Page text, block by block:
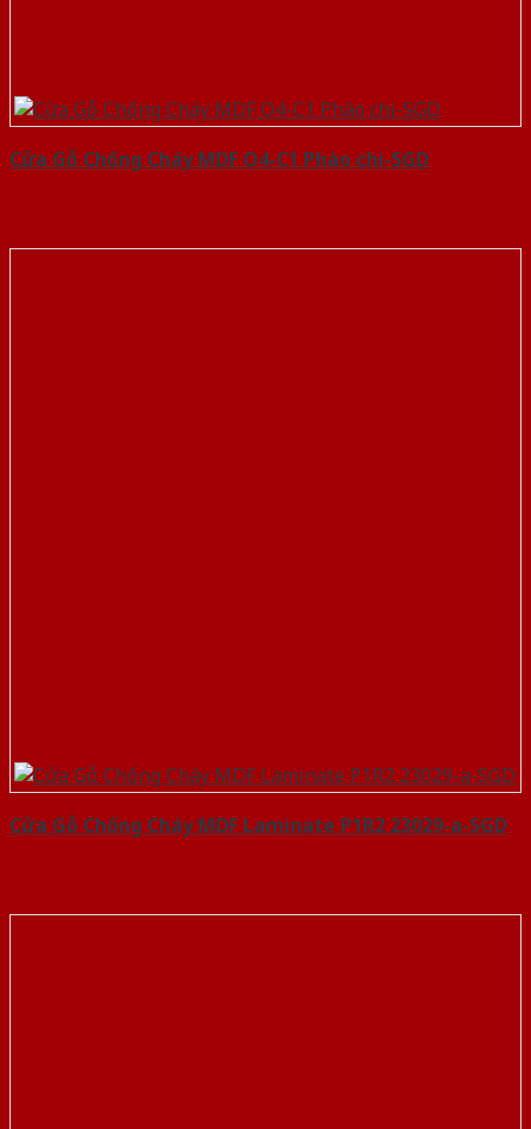
Cửa Gỗ Chống Cháy MDF O4-C1 Phào chi-SGD
Cửa Gỗ Chống Cháy MDF Laminate P1R2 23029-a-SGD